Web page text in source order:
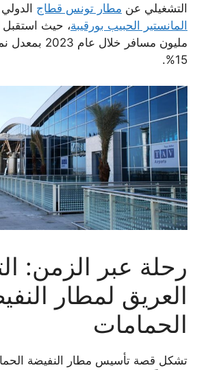
التشغيلي عن مطار تونس قطاج
المانستير الحبيب بورقيبة
مليون مسافر خلال
15%.
رحلة عبر الزمن:
العريق لمطار
الحمامات
تشكل قصة تأسيس مطار النفيضة